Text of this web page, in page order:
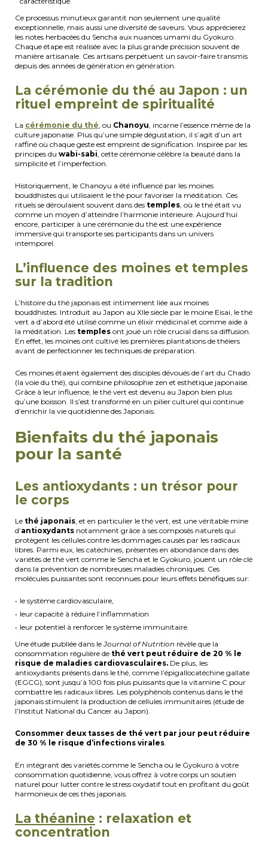
Ce processus minutieux garantit non seulement une qualité
exceptionnelle, mais aussi une diversité de saveurs. Vous apprécierez
les notes herbacées du Sencha aux nuances umami du Gyokuro.
Chaque étape est réalisée avec la plus grande précision souvent de
manière artisanale. Ces artisans perpétuent un savoir-faire transmis
depuis des années de génération en génération.
La cérémonie du thé au Japon : un
rituel empreint de spiritualité
La cérémonie du thé, ou Chanoyu, incarne l’essence même de la
culture japonaise. Plus qu’une simple dégustation, il s’agit d’un art
raffiné où chaque geste est empreint de signification. Inspirée par les
principes du wabi-sabi, cette cérémonie célèbre la beauté dans la
simplicité et l’imperfection.
Historiquement, le Chanoyu a été influencé par les moines
bouddhistes qui utilisaient le thé pour favoriser la méditation. Ces
rituels se déroulaient souvent dans des temples, où le thé était vu
comme un moyen d’atteindre l’harmonie intérieure. Aujourd’hui
encore, participer à une cérémonie du thé est une expérience
immersive qui transporte ses participants dans un univers
intemporel.
L’influence des moines et temples
sur la tradition
L’histoire du thé japonais est intimement liée aux moines
bouddhistes. Introduit au Japon au XIIe siècle par le moine Eisai, le thé
vert a d’abord été utilisé comme un élixir médicinal et comme aide à
la méditation. Les temples ont joué un rôle crucial dans sa diffusion.
En effet, les moines ont cultivé les premières plantations de théiers
avant de perfectionner les techniques de préparation.
Ces moines étaient également des disciples dévoués de l’art du Chado
(la voie du thé), qui combine philosophie zen et esthétique japonaise.
Grâce à leur influence, le thé vert est devenu au Japon bien plus
qu’une boisson. Il s’est transformé en un pilier culturel qui continue
d’enrichir la vie quotidienne des Japonais.
Bienfaits du thé japonais
pour la santé
Les antioxydants : un trésor pour
le corps
Le thé japonais, et en particulier le thé vert, est une véritable mine
d’antioxydants notamment grâce à ses composés naturels qui
protègent les cellules contre les dommages causés par les radicaux
libres. Parmi eux, les catéchines, présentes en abondance dans des
variétés de thé vert comme le Sencha et le Gyokuro, jouent un rôle clé
dans la prévention de nombreuses maladies chroniques. Ces
molécules puissantes sont reconnues pour leurs effets bénéfiques sur:
le système cardiovasculaire,
leur capacité à réduire l’inflammation
leur potentiel à renforcer le système immunitaire.
Une étude publiée dans leJournal of Nutrition révèle que la
consommation régulière de thé vert peut réduire de 20 % le
risque de maladies cardiovasculaires. De plus, les
antioxydants présents dans le thé, comme l’épigallocatéchine gallate
(EGCG), sont jusqu’à 100 fois plus puissants que la vitamine C pour
combattre les radicaux libres. Les polyphénols contenus dans le thé
japonais stimulent la production de cellules immunitaires (étude de
l’Institut National du Cancer au Japon).
Consommer deux tasses de thé vert par jour peut réduire
de 30 % le risque d’infections virales.
En intégrant des variétés comme le Sencha ou le Gyokuro à votre
consommation quotidienne, vous offrez à votre corps un soutien
naturel pour lutter contre le stress oxydatif tout en profitant du goût
harmonieux de ces thés japonais.
La théanine : relaxation et
concentration